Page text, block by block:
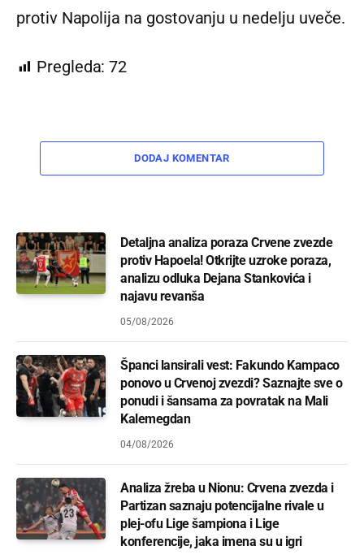
protiv Napolija na gostovanju u nedelju uveče.
Pregleda: 72
DODAJ KOMENTAR
Detaljna analiza poraza Crvene zvezde
protiv Hapoela! Otkrijte uzroke poraza,
analizu odluka Dejana Stankovića i
najavu revanša
05/08/2026
Španci lansirali vest: Fakundo Kampaco
ponovo u Crvenoj zvezdi? Saznajte sve o
ponudi i šansama za povratak na Mali
Kalemegdan
04/08/2026
Analiza žreba u Nionu: Crvena zvezda i
Partizan saznaju potencijalne rivale u
plej-ofu Lige šampiona i Lige
konferencije, jaka imena su u igri